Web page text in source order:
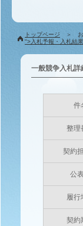
トップページ ＞ お
">入札予報・入札結果
一般競争入札詳
件
整理
契約
公
履行
契約